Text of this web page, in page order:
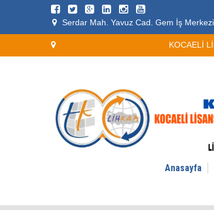
Serdar Mah. Yavuz Cad. Gem İş
KOCAELİ
Anasayfa